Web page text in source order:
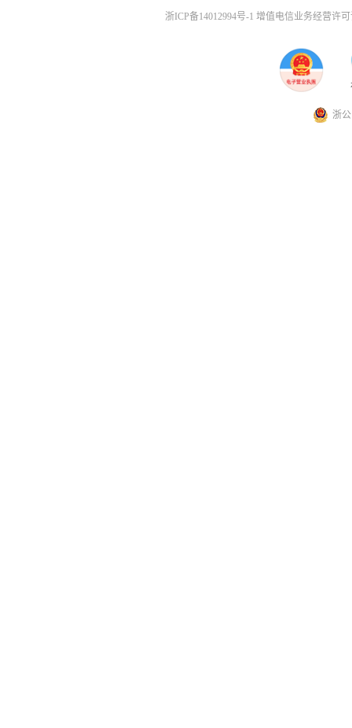
浙ICP备14012994号-1 增值电信业务经营许
浙公